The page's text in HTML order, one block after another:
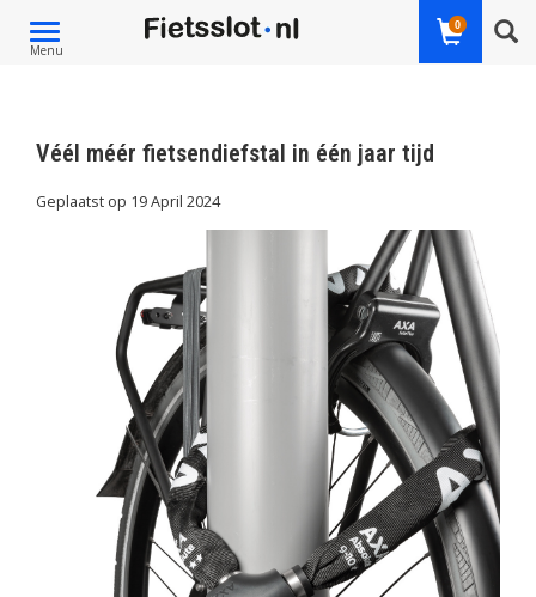
Toggle
navigation
Menu
0
Véél méér fietsendiefstal in één jaar tijd
Geplaatst op 19 April 2024